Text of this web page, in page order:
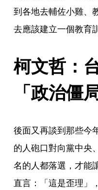
到各地去輔佐小雞、
去應該建立一個教育
柯文哲：
「政治僵
後面又再談到那些今
的人砲口對向黨中央
名的人都落選，才能
直言：「這是歪理」